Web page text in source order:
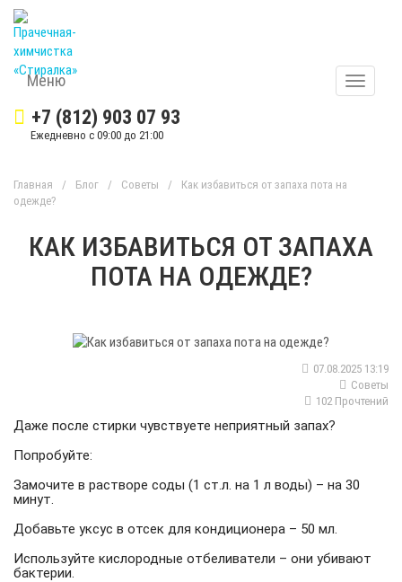
Меню
Меню
+7 (812) 903 07 93
Ежедневно с 09:00 до 21:00
Главная / Блог / Советы /
Как избавиться от запаха пота на
одежде?
КАК ИЗБАВИТЬСЯ ОТ ЗАПАХА
ПОТА НА ОДЕЖДЕ?
07.08.2025 13:19
Советы
102 Прочтений
Даже после стирки чувствуете неприятный запах?
Попробуйте:
Замочите в растворе соды (1 ст.л. на 1 л воды) – на 30
минут.
Добавьте уксус в отсек для кондиционера – 50 мл.
Используйте кислородные отбеливатели – они убивают
бактерии.